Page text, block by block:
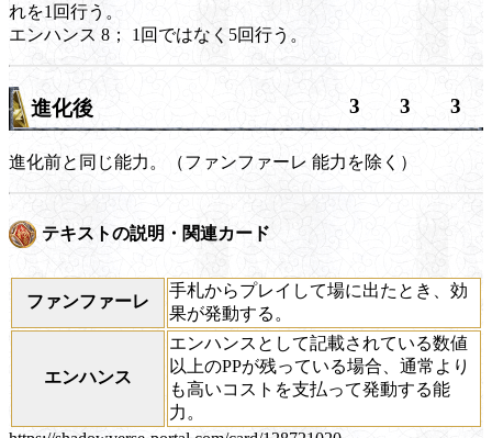
れを1回行う。
エンハンス 8； 1回ではなく5回行う。
進化後 3 3 3
進化前と同じ能力。（ファンファーレ 能力を除く）
テキストの説明・関連カード
ファンファーレ
手札からプレイして場に出たとき、効
果が発動する。
エンハンス
エンハンスとして記載されている数値
以上のPPが残っている場合、通常より
も高いコストを支払って発動する能
力。